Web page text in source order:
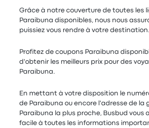
Grâce à notre couverture de toutes les
Paraibuna disponibles, nous nous
puissiez vous rendre à votre destination.
Profitez de coupons Paraibuna
d'obtenir les meilleurs prix pour des
Paraibuna.
En mettant à votre disposition le
de Paraibuna ou encore l'adresse de la
Paraibuna la plus proche, Busbud vous
facile à toutes les informations